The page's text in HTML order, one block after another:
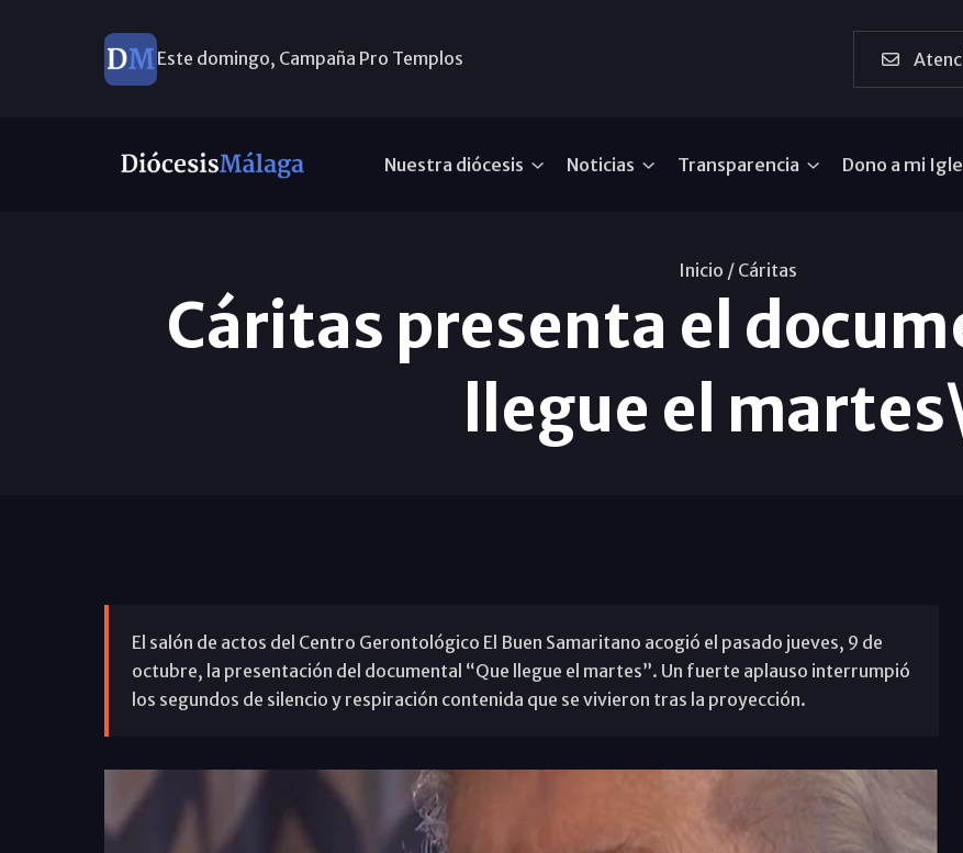
Este domingo, Campaña Pro Templos
Nuestra diócesis Noticias Transparencia Dono a mi
Inicio / Cáritas
Cáritas presenta el
llegue el
El salón de actos del Centro Gerontológico El Buen Samaritano acogió el pasado jueves, 9 de
octubre, la presentación del documental “Que llegue el martes”. Un fuerte aplauso interrumpió
los segundos de silencio y respiración contenida que se vivieron tras la proyección.